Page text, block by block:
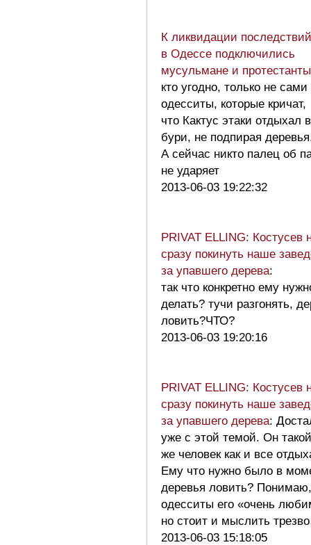
К ликвидации
в Одессе подключились
мусульмане и
кто угодно, только не сами
одесситы, которые кричат,
что Кактус этаки отдыхал
бури, не подпирая
А сейчас никто палец об
не ударяет
2013-06-03 19:22:32
PRIVAT ELLING: Костусев
сразу покинуть наше
за упавшего дерева:
так что конкретно ему
делать? тучи разгонять,
ловить?ЧТО?
2013-06-03 19:20:16
PRIVAT ELLING: Костусев
сразу покинуть наше
за упавшего дерева:
уже с этой темой. Он такой
же человек как и все
Ему что нужно было в
деревья ловить?
одесситы его «очень
но стоит и мыслить
2013-06-03 15:18:05